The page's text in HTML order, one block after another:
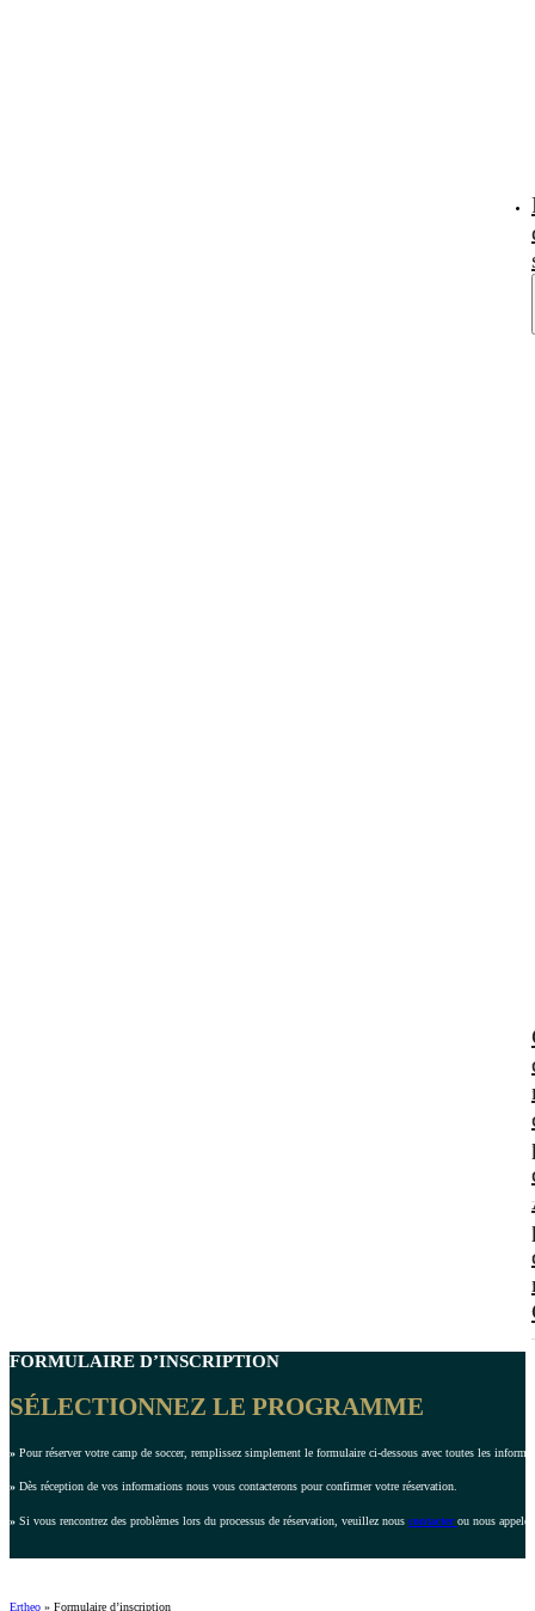
FORMULAIRE D’INSCRIPTION
SÉLECTIONNEZ LE PROGRAMME
» Pour réserver votre camp de soccer, remplissez simplement le formulaire ci-dessous avec toutes les
» Dès réception de vos informations nous vous contacterons pour confirmer votre réservation.
» Si vous rencontrez des problèmes lors du processus de réservation, veuillez nous contacterou nous
Ertheo » Formulaire d’inscription